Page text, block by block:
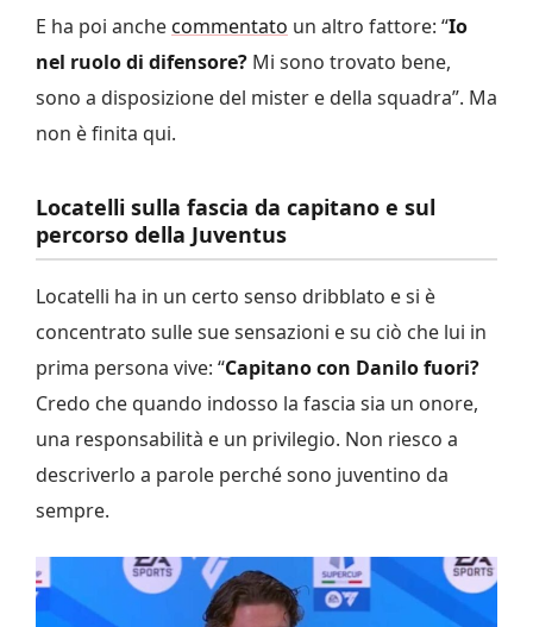
E ha poi anchecommentato un altro fattore: “Io
nel ruolo di difensore? Mi sono trovato bene,
sono a disposizione del mister e della squadra”. Ma
non è finita qui.
Locatelli sulla fascia da capitano e sul
percorso della Juventus
Locatelli ha in un certo senso dribblato e si è
concentrato sulle sue sensazioni e su ciò che lui in
prima persona vive: “Capitano con Danilo fuori?
Credo che quando indosso la fascia sia un onore,
una responsabilità e un privilegio. Non riesco a
descriverlo a parole perché sono juventino da
sempre.